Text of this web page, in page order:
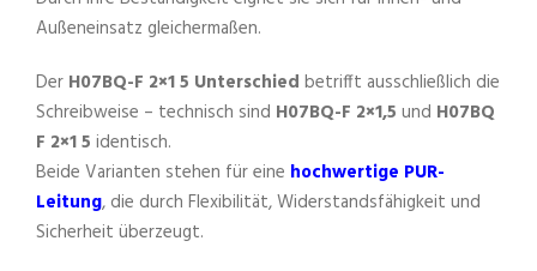
Außeneinsatz gleichermaßen.
Der H07BQ-F 2×1 5 Unterschied betrifft ausschließlich die
Schreibweise – technisch sind H07BQ-F 2×1,5 und H07BQ
F 2×1 5 identisch.
Beide Varianten stehen für eine hochwertige PUR-
Leitung, die durch Flexibilität, Widerstandsfähigkeit und
Sicherheit überzeugt.